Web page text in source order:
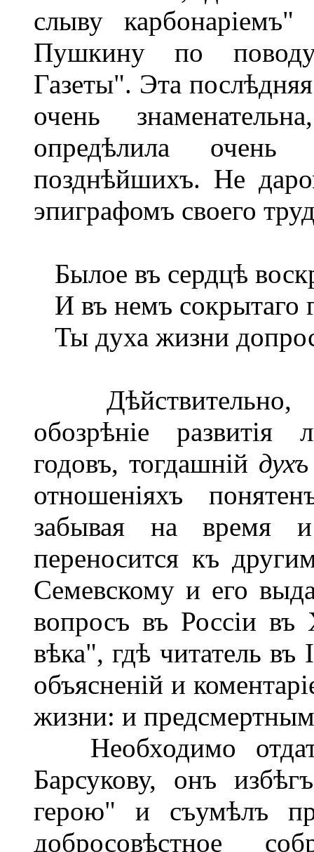
слыву
Пушкину по поводу
Газеты". Эта
очень
опредѣлила
позднѣйшихъ. Не
эпиграфомъ своего
Былое въ сердцѣ
И въ немъ сокрытаго
Ты духа жизни
Дѣйствительно,
обозрѣніе развитія
годовъ, тогдашній
отношеніяхъ
забывая на время
переносится къ
Семевскому и его
вопросъ въ Россіи
вѣка", гдѣ читатель
объясненій и
жизни: и
Необходимо
Барсукову, онъ
герою" и съумѣлъ
добросовѣстное